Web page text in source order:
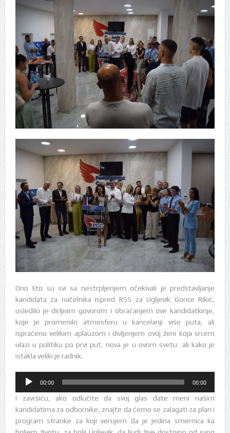
Ono što su svi sa nestrpljenjem očekivali je predstavljanje
kandidata za načelnika ispred RSS za Ugljevik Gorice Rikić,
usledilo je dirljivim govorom i obraćanjem ove kandidatkinje,
koje je promenilo atmosferu u kancelariji više puta, ali
ispraćeno velikim aplauzom i divljenjem ovoj ženi koja srcem
ulazi u politiku po prvi put, nova je u ovom svetu ali kako je
istakla veliki je radnik.
Audio
Player
00:00 00:00
I završiću, ako odlučite da svoj glas date meni našim
kandidatima za odbornike, znajte da ćemo se zalagati za plan i
program stranke za koji verujem da je jedina smernica ka